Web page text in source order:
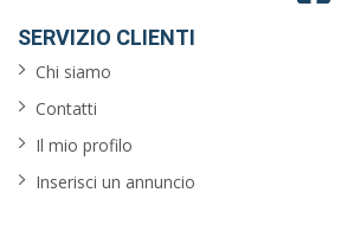
SERVIZIO CLIENTI
Chi siamo
Contatti
Il mio profilo
Inserisci un annuncio